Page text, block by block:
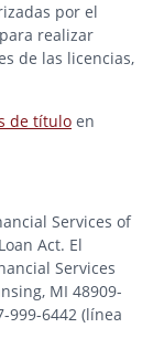
por el
realizar
de las licencias,
de título en
Services of
Act. El
Services
MI 48909-
999-6442 (línea